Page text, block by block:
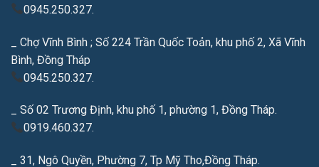
0945.250.327.
_ Chợ Vĩnh Bình ; Số 224 Trần Quốc Toản, khu phố 2, Xã Vĩnh
Bình, Đồng Tháp
0945.250.327.
_ Số 02 Trương Định, khu phố 1, phường 1, Đồng Tháp.
0919.460.327.
_ 31, Ngô Quyền, Phường 7, Tp Mỹ Tho,Đồng Tháp.